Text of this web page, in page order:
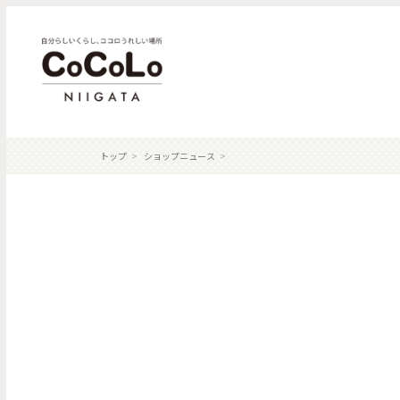
トップ ショップニュース